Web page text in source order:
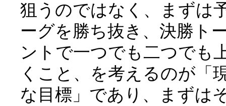
狙うのではなく、まずは
ーグを勝ち抜き、決勝ト
ントで一つでも二つでも
くこと、を考えるのが「
な目標」であり、まずは